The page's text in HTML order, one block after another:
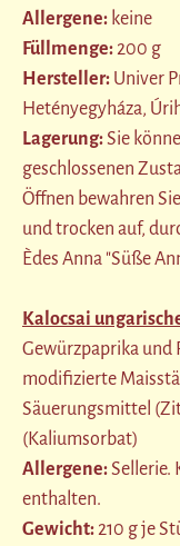
Allergene: keine
Füllmenge:200 g
Hersteller: Univer
Hetényegyháza,
Lagerung:Sie
geschlossenen
Öffnen bewahren
und trocken auf,
Èdes Anna "Süße
Kalocsai
Gewürzpaprika und
modifizierte
Säuerungsmittel
(Kaliumsorbat)
Allergene:Sellerie.
enthalten.
Gewicht:210 g je